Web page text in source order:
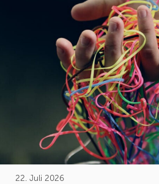
22. Juli 2026